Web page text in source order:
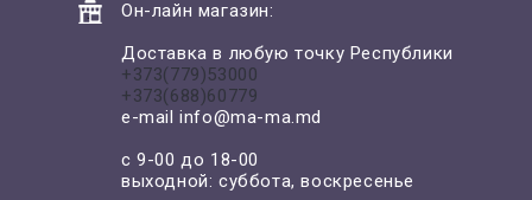
Он-лайн магазин:
Доставка в любую точку Республики
+373(779)53000
+373(688)60779
e-mailinfo@ma-ma.md
с 9-00 до 18-00
выходной: суббота, воскресенье